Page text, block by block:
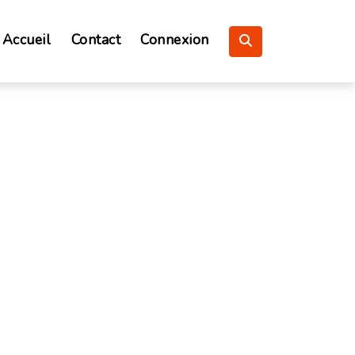
Accueil Contact Connexion